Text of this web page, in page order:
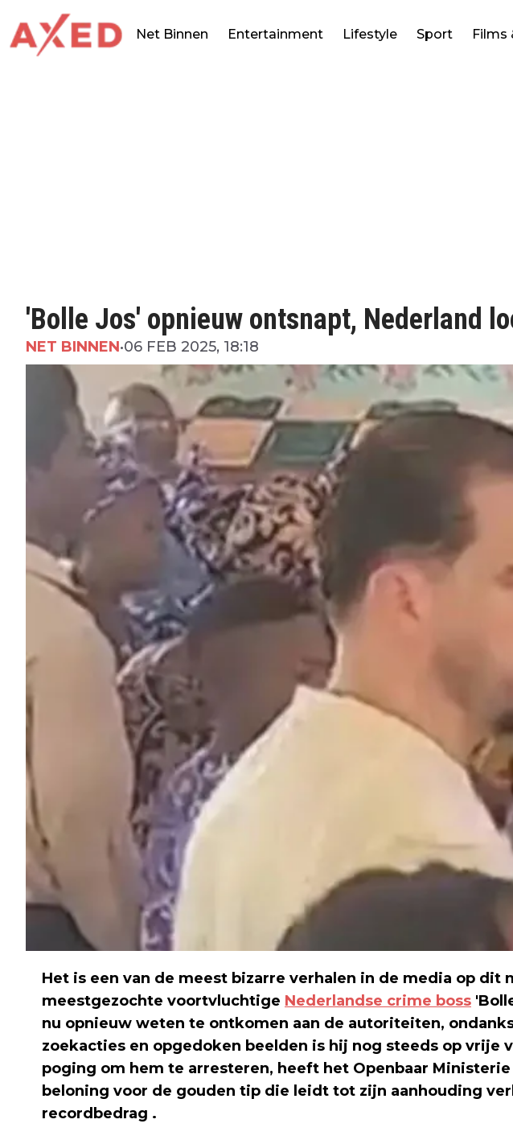
Net Binnen Entertainment Lifestyle Sport Films
'Bolle Jos' opnieuw ontsnapt, Nederland
NET BINNEN•06 FEB 2025, 18:18
Het is een van de meest bizarre verhalen in de media op dit
meestgezochte voortvluchtige Nederlandse crime boss
nu opnieuw weten te ontkomen aan de autoriteiten,
zoekacties en opgedoken beelden is hij nog steeds op vrije
poging om hem te arresteren, heeft het Openbaar Ministerie
beloning voor de gouden tip die leidt tot zijn aanhouding
recordbedrag .